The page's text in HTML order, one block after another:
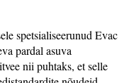
spetsialiseerunud Evac
pardal asuva
nii puhtaks, et selle